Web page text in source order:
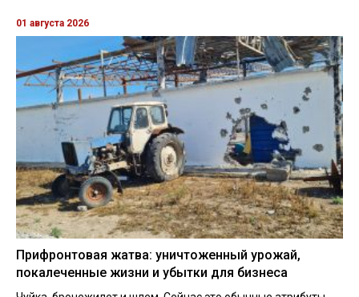
01 августа 2026
Прифронтовая жатва: уничтоженный урожай,
покалеченные жизни и убытки для бизнеса